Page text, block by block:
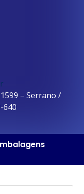
– Serrano /
640